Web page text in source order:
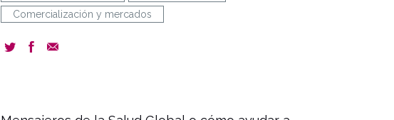
Comercialización y mercados